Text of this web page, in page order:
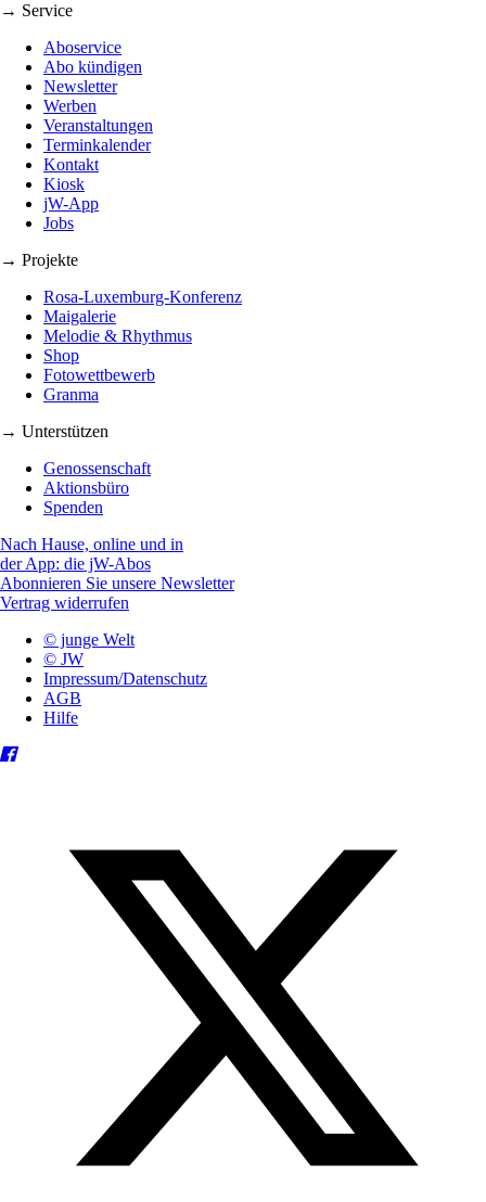
→ Service
Aboservice
Abo kündigen
Newsletter
Werben
Veranstaltungen
Terminkalender
Kontakt
Kiosk
jW-App
Jobs
→ Projekte
Rosa-Luxemburg-Konferenz
Maigalerie
Melodie & Rhythmus
Shop
Fotowettbewerb
Granma
→ Unterstützen
Genossenschaft
Aktionsbüro
Spenden
Nach Hause, online und in
der App: die jW-Abos
Abonnieren Sie unsere Newsletter
Vertrag widerrufen
© junge Welt
© JW
Impressum/Datenschutz
AGB
Hilfe